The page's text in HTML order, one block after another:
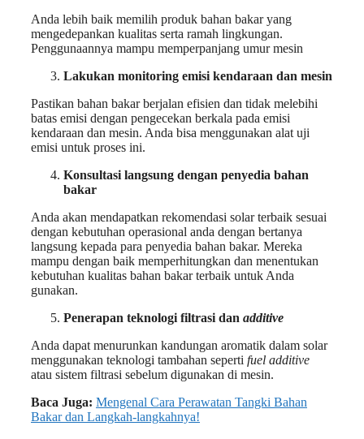
Anda lebih baik memilih produk bahan bakar yang
mengedepankan kualitas serta ramah lingkungan.
Penggunaannya mampu memperpanjang umur mesin
Lakukan monitoring emisi kendaraan dan mesin
Pastikan bahan bakar berjalan efisien dan tidak melebihi
batas emisi dengan pengecekan berkala pada emisi
kendaraan dan mesin. Anda bisa menggunakan alat uji
emisi untuk proses ini.
Konsultasi langsung dengan penyedia bahan
bakar
Anda akan mendapatkan rekomendasi solar terbaik sesuai
dengan kebutuhan operasional anda dengan bertanya
langsung kepada para penyedia bahan bakar. Mereka
mampu dengan baik memperhitungkan dan menentukan
kebutuhan kualitas bahan bakar terbaik untuk Anda
gunakan.
Penerapan teknologi filtrasi dan additive
Anda dapat menurunkan kandungan aromatik dalam solar
menggunakan teknologi tambahan seperti fuel additive
atau sistem filtrasi sebelum digunakan di mesin.
Baca Juga: Mengenal Cara Perawatan Tangki Bahan
Bakar dan Langkah-langkahnya!